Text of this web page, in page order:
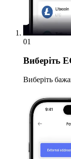
01
Виберіть
Виберіть